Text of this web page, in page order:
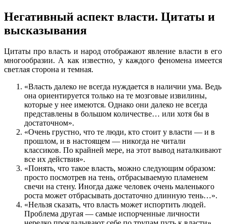
Негативный аспект власти. Цитаты и
высказывания
Цитаты про власть и народотображают явление власти в его
многообразии. А как известно, у каждого феномена имеется
светлая сторона и темная.
«Власть далеко не всегда нуждается в наличии ума. Ведь
она ориентируется только на те мозговые извилины,
которые у нее имеются. Однако они далеко не всегда
представлены в большом количестве… или хотя бы в
достаточном».
«Очень грустно, что те люди, кто стоит у власти — и в
прошлом, и в настоящем — никогда не читали
классиков. По крайней мере, на этот вывод наталкивают
все их действия».
«Понять, что такое власть, можно следующим образом:
просто посмотрев на тень, отбрасываемую пламенем
свечи на стену. Иногда даже человек очень маленького
роста может отбрасывать достаточно длинную тень…».
«Нельзя сказать, что власть может испортить людей.
Проблема другая — самые испорченные личности